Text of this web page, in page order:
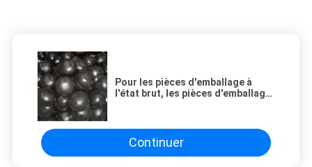
Pour les pièces d'emballage à
l'état brut, les pièces d'emballage
Continuer